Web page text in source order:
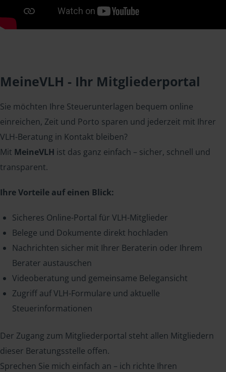
MeineVLH - Ihr Mitgliederportal
Sie möchten Ihre Steuerunterlagen bequem online
einreichen, Zeit und Porto sparen und jederzeit mit Ihrer
VLH-Beratung in Kontakt bleiben?
Mit MeineVLH ist das ganz einfach – sicher, schnell und
transparent.
Ihre Vorteile auf einen Blick:
Sicheres Online-Portal für VLH-Mitglieder
Belege und Dokumente direkt hochladen
Nachrichten sicher mit Ihrer Beraterin oder Ihrem
Berater austauschen
Videoberatung und gemeinsame Belegansicht
Zugriff auf VLH-Formulare und aktuelle
Steuerinformationen
Der Zugang zum Mitgliederportal steht allen Mitgliedern
dieser Beratungsstelle offen.
Sprechen Sie mich einfach an – ich richte Ihren